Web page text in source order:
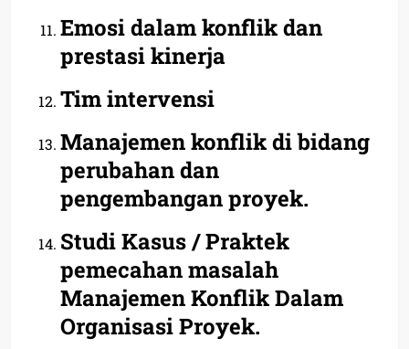
Emosi dalam konflik dan
prestasi kinerja
Tim intervensi
Manajemen konflik di bidang
perubahan dan
pengembangan proyek.
Studi Kasus / Praktek
pemecahan masalah
Manajemen Konflik Dalam
Organisasi Proyek.